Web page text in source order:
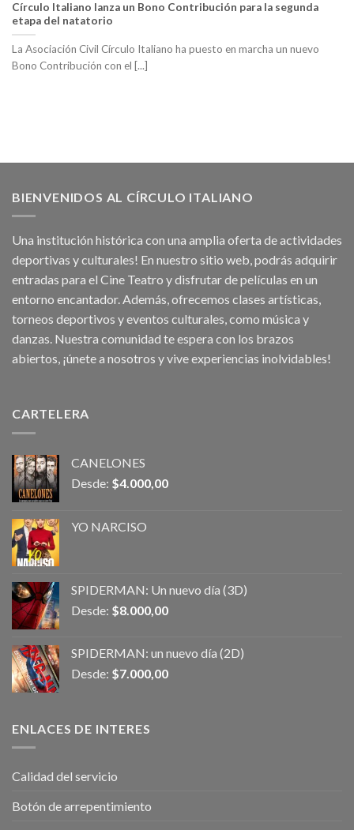
Círculo Italiano lanza un Bono Contribución para la segunda
etapa del natatorio
La Asociación Civil Círculo Italiano ha puesto en marcha un nuevo
Bono Contribución con el [...]
BIENVENIDOS AL CÍRCULO ITALIANO
Una institución histórica con una amplia oferta de actividades
deportivas y culturales! En nuestro sitio web, podrás adquirir
entradas para el Cine Teatro y disfrutar de películas en un
entorno encantador. Además, ofrecemos clases artísticas,
torneos deportivos y eventos culturales, como música y
danzas. Nuestra comunidad te espera con los brazos
abiertos, ¡únete a nosotros y vive experiencias inolvidables!
CARTELERA
CANELONES
Desde: $4.000,00
YO NARCISO
SPIDERMAN: Un nuevo día (3D)
Desde: $8.000,00
SPIDERMAN: un nuevo día (2D)
Desde: $7.000,00
ENLACES DE INTERES
Calidad del servicio
Botón de arrepentimiento